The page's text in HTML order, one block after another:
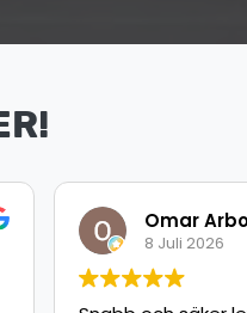
Omar Arbouche
8 Juli 2026